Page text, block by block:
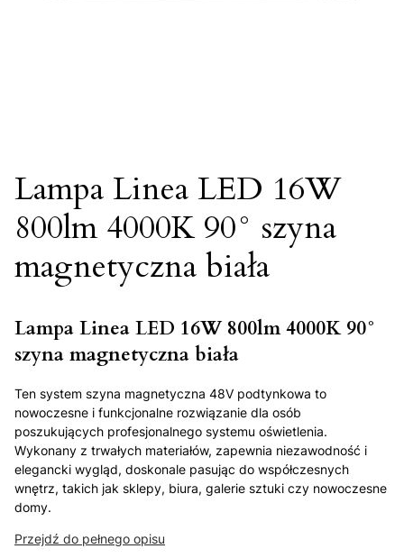
Lampa Linea LED 16W
800lm 4000K 90° szyna
magnetyczna biała
Lampa Linea LED 16W 800lm 4000K 90°
szyna magnetyczna biała
Ten system szyna magnetyczna 48V podtynkowa to
nowoczesne i funkcjonalne rozwiązanie dla osób
poszukujących profesjonalnego systemu oświetlenia.
Wykonany z trwałych materiałów, zapewnia niezawodność i
elegancki wygląd, doskonale pasując do współczesnych
wnętrz, takich jak sklepy, biura, galerie sztuki czy nowoczesne
domy.
Przejdź do pełnego opisu